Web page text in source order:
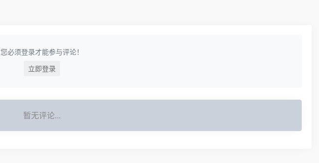
您必须登录才能参与评论！
立即登录
暂无评论...